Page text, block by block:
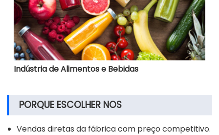
Indústria de Alimentos e Bebidas
PORQUE ESCOLHER NOS
Vendas diretas da fábrica com preço competitivo.